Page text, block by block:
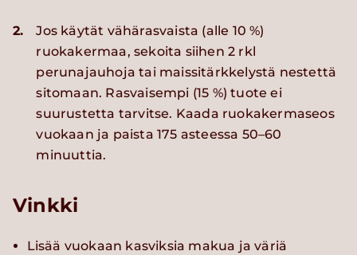
2.
Jos käytät vähärasvaista (alle 10 %)
ruokakermaa, sekoita siihen 2 rkl
perunajauhoja tai maissitärkkelystä nestettä
sitomaan. Rasvaisempi (15 %) tuote ei
suurustetta tarvitse. Kaada ruokakermaseos
vuokaan ja paista 175 asteessa 50–60
minuuttia.
Vinkki
Lisää vuokaan kasviksia makua ja väriä